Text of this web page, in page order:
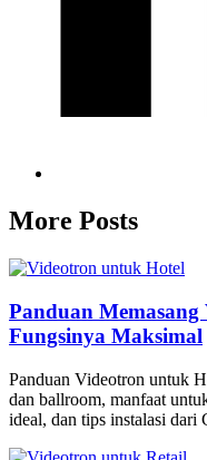
More Posts
Panduan
Fungsinya Maksimal
Panduan Videotron untuk
dan ballroom, manfaat
ideal, dan tips instalasi dari